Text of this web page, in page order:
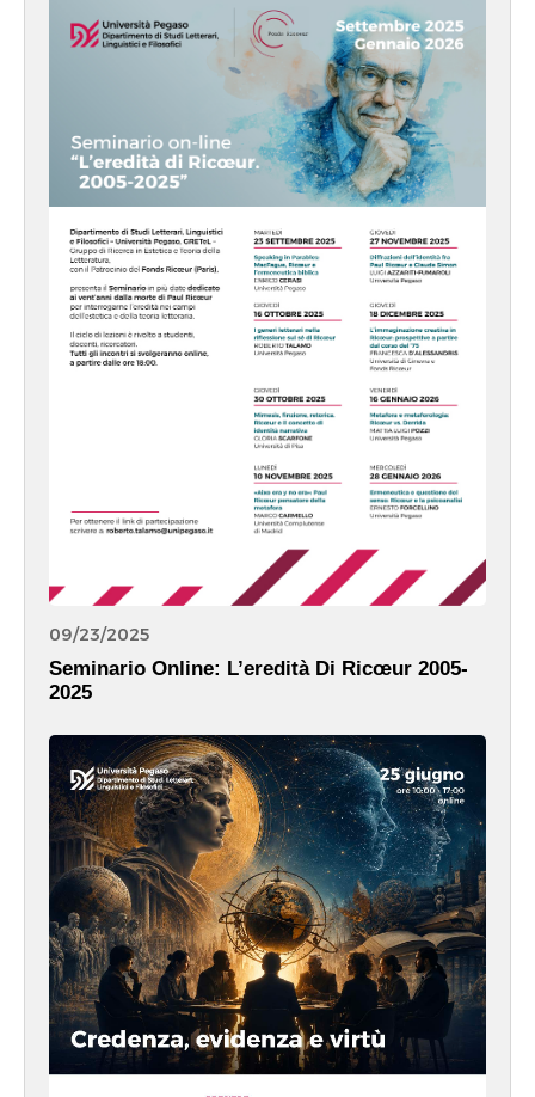
09/23/2025
Seminario Online: L’eredità Di Ricœur 2005-
2025